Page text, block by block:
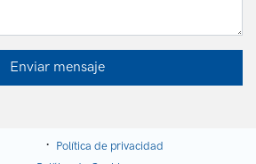
Enviar mensaje
Política de privacidad